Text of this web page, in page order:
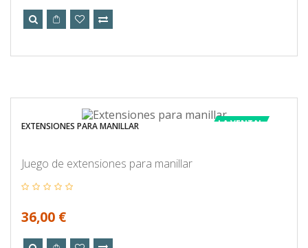
LA VENTA!
EXTENSIONES PARA MANILLAR
Juego de extensiones para manillar
36,00 €